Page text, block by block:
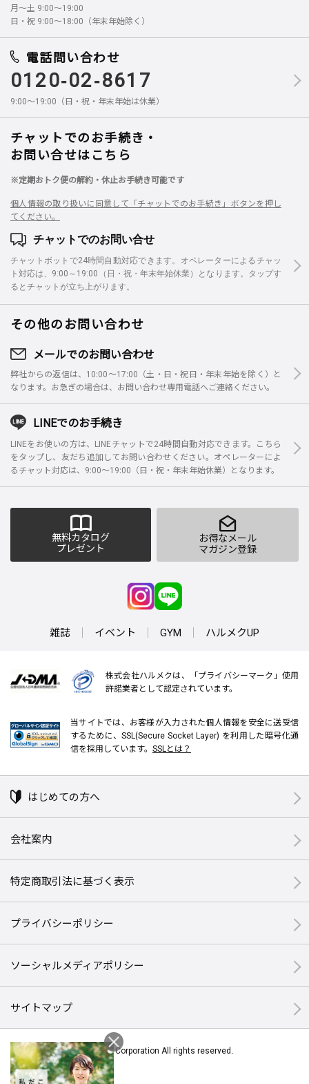
月～土 9:00～19:00
日・祝 9:00～18:00（年末年始除く）
電話問い合わせ
0120-02-8617
9:00～19:00（日・祝・年末年始は休業）
チャットでのお手続き・
お問い合せはこちら
※定期おトク便の解約・休止お手続き可能です
個人情報の取り扱いに同意して「チャットでのお手続き」ボタンを押し
てください。
チャットでのお問い合せ
チャットボットで24時間自動対応できます。オペレーターによるチャッ
ト対応は、9:00～19:00（日・祝・年末年始休業）となります。タップす
るとチャットが立ち上がります。
その他のお問い合わせ
メールでのお問い合わせ
弊社からの返信は、10:00～17:00（土・日・祝日・年末年始を除く）と
なります。お急ぎの場合は、お問い合わせ専用電話へご連絡ください。
LINEでのお手続き
LINEをお使いの方は、LINEチャットで24時間自動対応できます。こちら
をタップし、友だち追加してお問い合わせください。オペレーターによ
るチャット対応は、9:00～19:00（日・祝・年末年始休業）となります。
無料カタログ
プレゼント
お得なメール
マガジン登録
雑誌 イベント GYM ハルメクUP
株式会社ハルメクは、「プライバシーマーク」使用
許諾業者として認定されています。
当サイトでは、お客様が入力された個人情報を安全に送受信
するために、SSL(Secure Socket Layer) を利用した暗号化通
信を採用しています。 SSLとは？
はじめての方へ
会社案内
特定商取引法に基づく表示
プライバシーポリシー
ソーシャルメディアポリシー
サイトマップ
© Halmek Corporation All rights reserved.